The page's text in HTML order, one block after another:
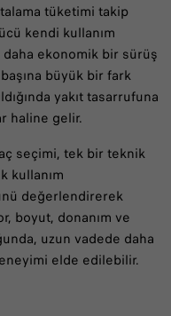
tüketimi takip
kendi kullanım
daha ekonomik bir sürüş
büyük bir fark
yakıt tasarrufuna
haline gelir.
seçimi, tek bir teknik
kullanım
değerlendirerek
boyut, donanım ve
uzun vadede daha
elde edilebilir.